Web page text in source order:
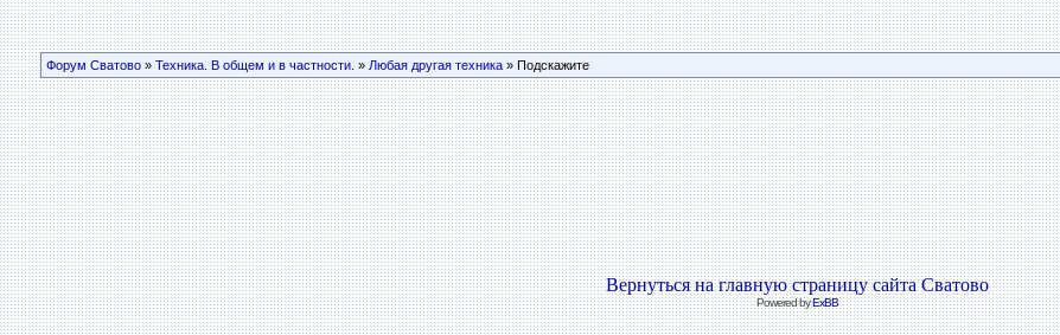
Форум Сватово » Техника. В общем и в частности. » Любая другая техника » Подскажите
Вернуться на главную страницу сайта Сватово
Powered byExBB